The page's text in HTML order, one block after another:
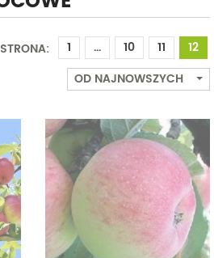
STRONA: 1 ... 10 11
12
OD NAJNOWSZYCH